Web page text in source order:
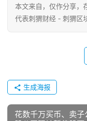
本文来自 ，仅作分享，
代表刺猬财经 - 刺猬区
生成海报
花数千万买币、卖